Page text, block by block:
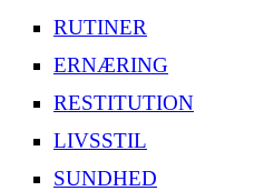
RUTINER
ERNÆRING
RESTITUTION
LIVSSTIL
SUNDHED